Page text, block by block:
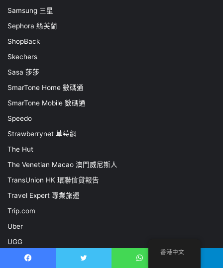
Samsung 三星
Sephora 絲芙蘭
ShopBack
Skechers
Sasa 莎莎
SmarTone Home 數碼通
SmarTone Mobile 數碼通
Speedo
Strawberrynet 草莓網
The Hut
The Venetian Macao 澳門威尼斯人
TransUnion HK 環聯信貸報告
Travel Expert 專業旅運
Trip.com
Uber
UGG
UA 亞洲聯合財務
香港中文